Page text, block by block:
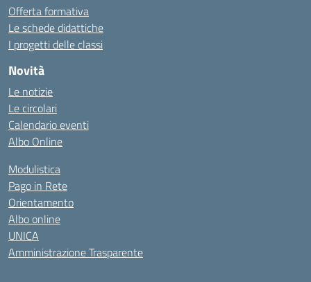
Offerta formativa
Le schede didattiche
I progetti delle classi
Novità
Le notizie
Le circolari
Calendario eventi
Albo Online
Modulistica
Pago in Rete
Orientamento
Albo online
UNICA
Amministrazione Trasparente